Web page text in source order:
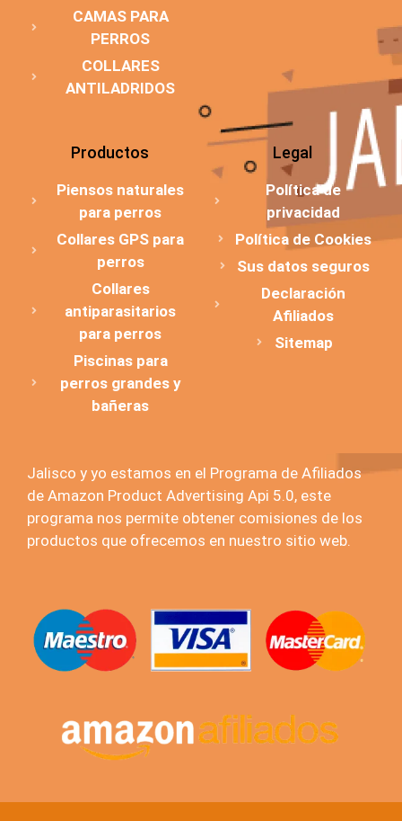
CAMAS PARA
PERROS
COLLARES
ANTILADRIDOS
Productos
Piensos naturales
para perros
Collares GPS para
perros
Collares
antiparasitarios
para perros
Piscinas para
perros grandes y
bañeras
Legal
Política de
privacidad
Política de Cookies
Sus datos seguros
Declaración
Afiliados
Sitemap
Jalisco y yo estamos en el Programa de Afiliados
de Amazon Product Advertising Api 5.0, este
programa nos permite obtener comisiones de los
productos que ofrecemos en nuestro sitio web.